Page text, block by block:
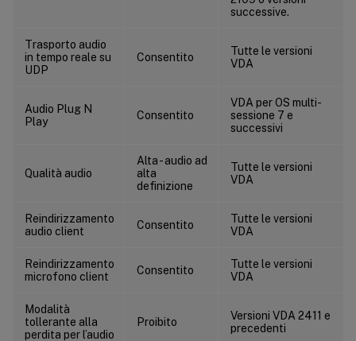
successive.
Trasporto audio
in tempo reale su
UDP
Consentito
Tutte le versioni
VDA
Audio Plug N
Play
Consentito
VDA per OS multi-
sessione 7 e
successivi
Qualità audio
Alta - audio ad
alta
definizione
Tutte le versioni
VDA
Reindirizzamento
audio client
Consentito
Tutte le versioni
VDA
Reindirizzamento
microfono client
Consentito
Tutte le versioni
VDA
Modalità
tollerante alla
perdita per l’audio
Proibito
Versioni VDA 2411 e
precedenti